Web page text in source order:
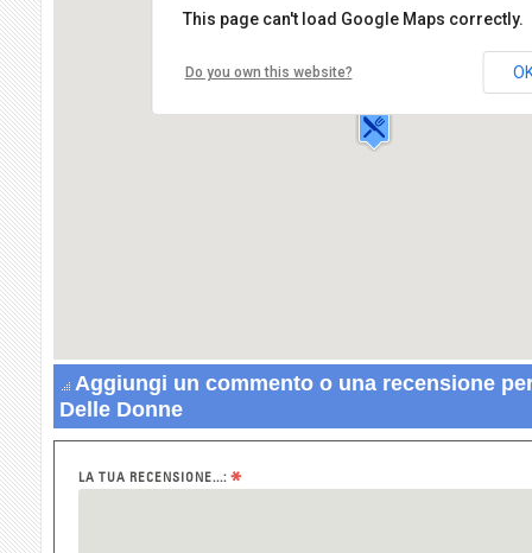
Ristorante Il Bello Delle Donne
Corso Garibaldi Anita,43
04019 TERRACINA
This page can't load Google Maps correctly.
Do you own this website?
Aggiungi un commento o una recensione
Delle Donne
LA TUA RECENSIONE...: *